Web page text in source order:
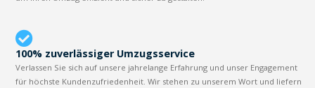
100% zuverlässiger Umzugsservice
Verlassen Sie sich auf unsere jahrelange Erfahrung und unser Engagement
für höchste Kundenzufriedenheit. Wir stehen zu unserem Wort und liefern